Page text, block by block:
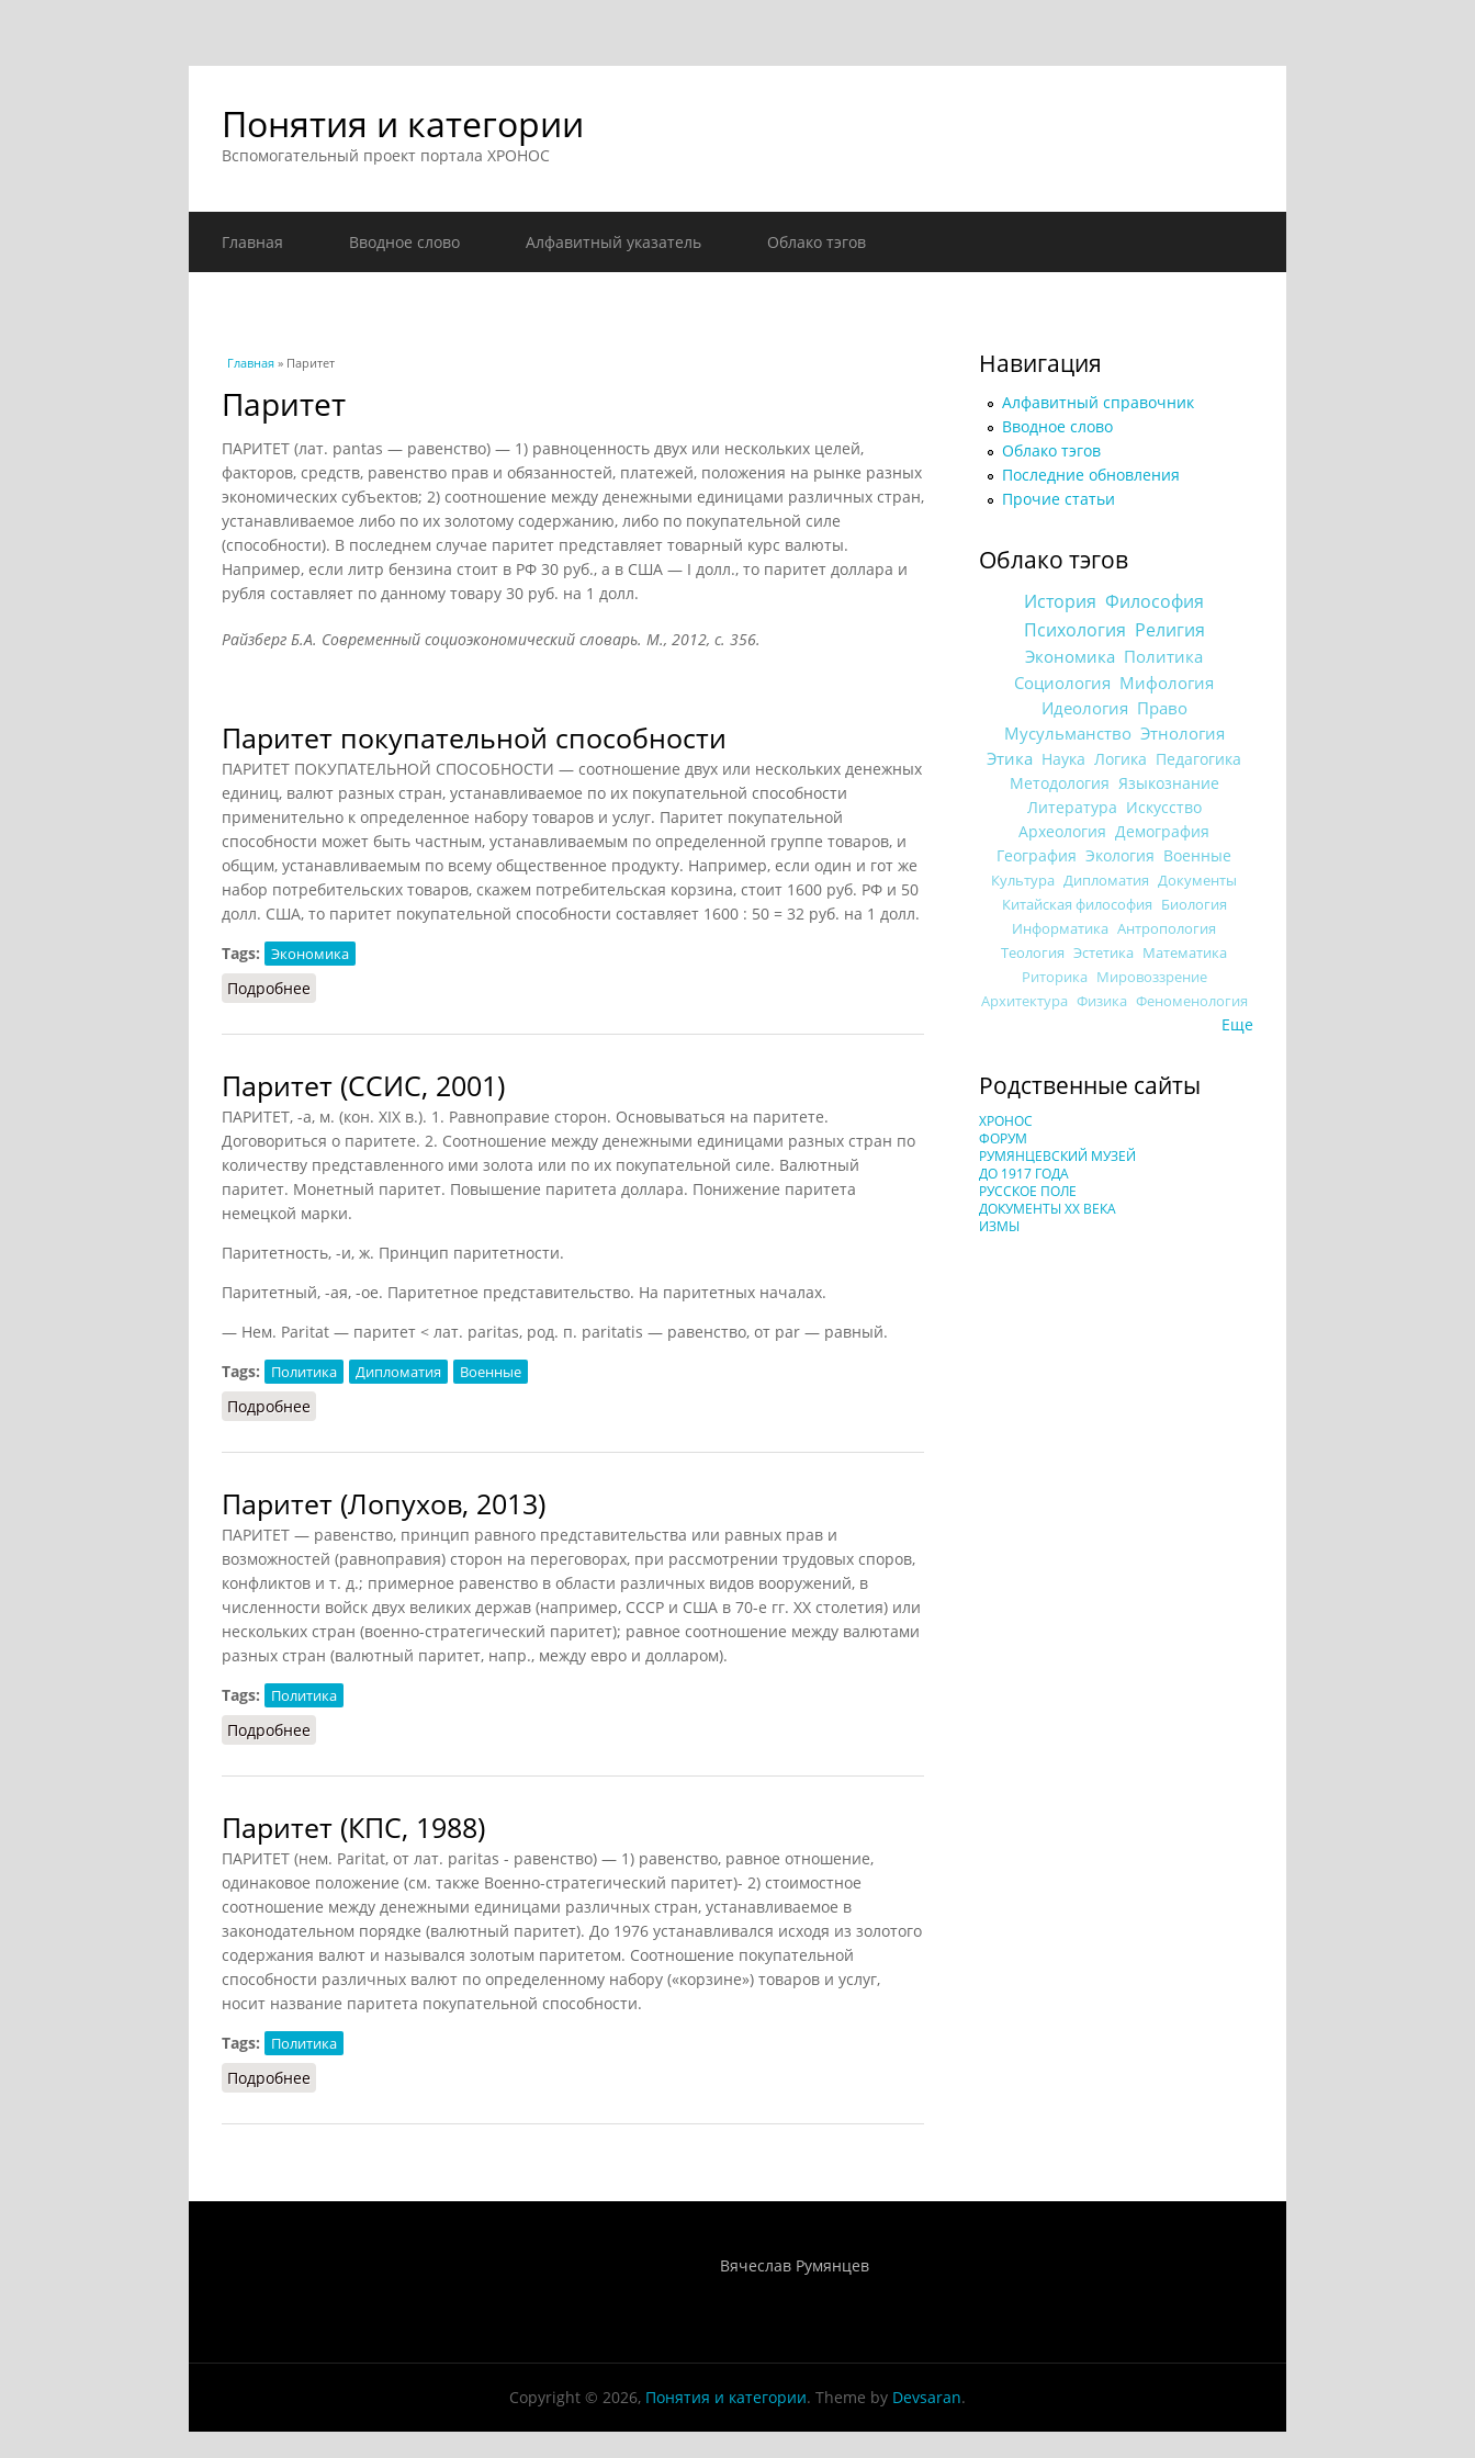
Понятия и категории
Вспомогательный проект портала ХРОНОС
Главная Вводное слово Алфавитный указатель Облако тэгов
Вы здесь
Главная » Паритет
Паритет
ПАРИТЕТ (лат. pantas — равенство) — 1) равноценность двух или нескольких целей,
факторов, средств, равенство прав и обязанностей, платежей, положения на рынке разных
экономических субъектов; 2) соотношение между денежными единицами различных стран,
устанавливаемое либо по их золотому содержанию, либо по покупательной силе
(способности). В последнем случае паритет представляет товарный курс валюты.
Например, если литр бензина стоит в РФ 30 руб., а в США — I долл., то паритет доллара и
рубля составляет по данному товару 30 руб. на 1 долл.
Райзберг Б.А. Современный социоэкономический словарь. М., 2012, с. 356.
Паритет покупательной способности
ПАРИТЕТ ПОКУПАТЕЛЬНОЙ СПОСОБНОСТИ — соотношение двух или нескольких денежных
единиц, валют разных стран, устанавливаемое по их покупательной способности
применительно к определенное набору товаров и услуг. Паритет покупательной
способности может быть частным, устанавливаемым по определенной группе товаров, и
общим, устанавливаемым по всему общественное продукту. Например, если один и гот же
набор потребительских товаров, скажем потребительская корзина, стоит 1600 руб. РФ и 50
долл. США, то паритет покупательной способности составляет 1600 : 50 = 32 руб. на 1 долл.
Tags:
Экономика
Подробнее
Паритет (ССИС, 2001)
ПАРИТЕТ, -а, м. (кон. XIX в.). 1. Равноправие сторон. Основываться на паритете.
Договориться о паритете. 2. Соотношение между денежными единицами разных стран по
количеству представленного ими золота или по их покупательной силе. Валютный
паритет. Монетный паритет. Повышение паритета доллара. Понижение паритета
немецкой марки.
Паритетность, -и, ж. Принцип паритетности.
Паритетный, -ая, -ое. Паритетное представительство. На паритетных началах.
— Нем. Paritat — паритет < лат. paritas, род. п. paritatis — равенство, от par — равный.
Tags:
Политика Дипломатия Военные
Подробнее
Паритет (Лопухов, 2013)
ПАРИТЕТ — равенство, принцип равного представительства или равных прав и
возможностей (равноправия) сторон на переговорах, при рассмотрении трудовых споров,
конфликтов и т. д.; примерное равенство в области различных видов вооружений, в
численности войск двух великих держав (например, СССР и США в 70-е гг. XX столетия) или
нескольких стран (военно-стратегический паритет); равное соотношение между валютами
разных стран (валютный паритет, напр., между евро и долларом).
Tags:
Политика
Подробнее
Паритет (КПС, 1988)
ПАРИТЕТ (нем. Paritat, от лат. paritas - равенство) — 1) равенство, равное отношение,
одинаковое положение (см. также Военно-стратегический паритет)- 2) стоимостное
соотношение между денежными единицами различных стран, устанавливаемое в
законодательном порядке (валютный паритет). До 1976 устанавливался исходя из золотого
содержания валют и назывался золотым паритетом. Соотношение покупательной
способности различных валют по определенному набору («корзине») товаров и услуг,
носит название паритета покупательной способности.
Tags:
Политика
Подробнее
Навигация
Алфавитный справочник
Вводное слово
Облако тэгов
Последние обновления
Прочие статьи
Облако тэгов
История Философия
Психология Религия
Экономика Политика
Социология Мифология
Идеология Право
Мусульманство Этнология
Этика Наука Логика Педагогика
Методология Языкознание
Литература Искусство
Археология Демография
География Экология Военные
Культура Дипломатия Документы
Китайская философия Биология
Информатика Антропология
Теология Эстетика Математика
Риторика Мировоззрение
Архитектура Физика Феноменология
Еще
Родственные сайты
ХРОНОС
ФОРУМ
РУМЯНЦЕВСКИЙ МУЗЕЙ
ДО 1917 ГОДА
РУССКОЕ ПОЛЕ
ДОКУМЕНТЫ XX ВЕКА
ИЗМЫ
Вячеслав Румянцев
Copyright © 2026, Понятия и категории. Theme by Devsaran.